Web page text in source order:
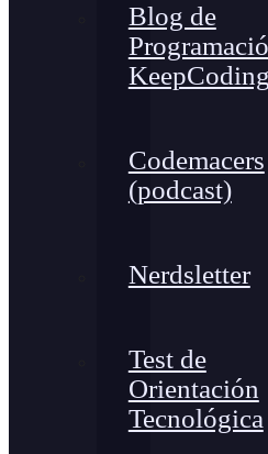
Blog de
KeepCoding
Codemacers
(podcast)
Nerdsletter
Test de
Orientación
Tecnológica